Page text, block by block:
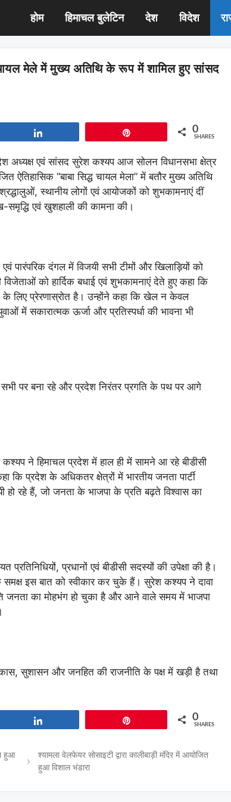
होम हिमाचल बुलेटिन देश विदेश
मेले में मुख्य अतिथि के रूप में शामिल हुए सांसद
0
SHARES
अध्यक्ष एवं सांसद सुरेश कश्यप आज सोलन विधानसभा क्षेत्र
ऐतिहासिक “बाबा सिद्ध चायल मेला” में बतौर मुख्य अतिथि
स्थानीय लोगों एवं आयोजकों को शुभकामनाएं दीं
समृद्धि एवं खुशहाली की कामना की।
पारंपरिक दंगल में विजयी सभी टीमों और खिलाड़ियों को
को हार्दिक बधाई एवं शुभकामनाएं देते हुए कहा कि
लिए प्रेरणास्रोत है। उन्होंने कहा कि खेल न केवल
में सकारात्मक ऊर्जा और प्रतिस्पर्धा की भावना भी
सभी पर बना रहे और प्रदेश निरंतर प्रगति के पथ पर आगे
ने हिमाचल प्रदेश में हाल ही में सामने आ रहे बीडीसी
कि प्रदेश के अधिकतर क्षेत्रों में भारतीय जनता पार्टी
हो रहे हैं, जो जनता के भाजपा के प्रति बढ़ते विश्वास का
प्रतिनिधियों, प्रधानों एवं बीडीसी सदस्यों की उपेक्षा की है।
समक्ष इस बात को स्वीकार कर चुके हैं। सुरेश कश्यप ने दावा
जनता का मोहभंग हो चुका है और आने वाले समय में भाजपा
सुशासन और जनहित की राजनीति के पक्ष में खड़ी है तथा
0
SHARES
हुआ
श्यामला वेलफेयर सोसाइटी द्वारा कालीबाड़ी मंदिर में आयोजित
हुआ विशाल भंडारा